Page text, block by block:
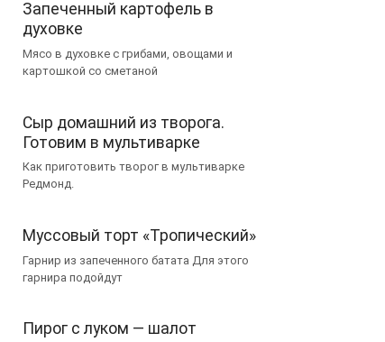
Запеченный картофель в
духовке
Мясо в духовке с грибами, овощами и
картошкой со сметаной
Сыр домашний из творога.
Готовим в мультиварке
Как приготовить творог в мультиварке
Редмонд.
Муссовый торт «Тропический»
Гарнир из запеченного батата Для этого
гарнира подойдут
Пирог с луком — шалот